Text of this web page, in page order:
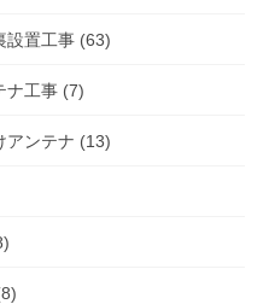
設置工事 (63)
ナ工事 (7)
アンテナ (13)